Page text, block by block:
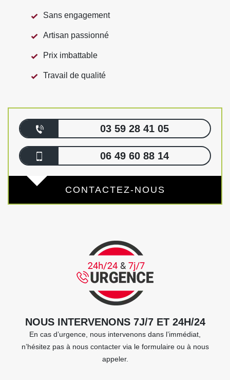
Sans engagement
Artisan passionné
Prix imbattable
Travail de qualité
03 59 28 41 05
06 49 60 88 14
CONTACTEZ-NOUS
NOUS INTERVENONS 7J/7 ET 24H/24
En cas d’urgence, nous intervenons dans l’immédiat,
n’hésitez pas à nous contacter via le formulaire ou à nous
appeler.